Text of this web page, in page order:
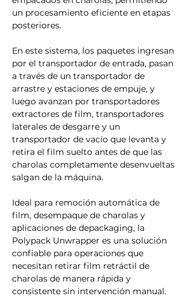
un procesamiento eficiente en etapas
posteriores.
En este sistema, los paquetes ingresan
por el transportador de entrada, pasan
a través de un transportador de
arrastre y estaciones de empuje, y
luego avanzan por transportadores
extractores de film, transportadores
laterales de desgarre y un
transportador de vacío que levanta y
retira el film suelto antes de que las
charolas completamente desenvueltas
salgan de la máquina.
Ideal para remoción automática de
film, desempaque de charolas y
aplicaciones de depackaging, la
Polypack Unwrapper es una solución
confiable para operaciones que
necesitan retirar film retráctil de
charolas de manera rápida y
consistente sin intervención manual.